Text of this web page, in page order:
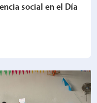
social en el Día